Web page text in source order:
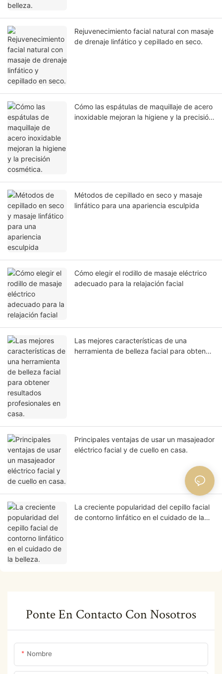
Rejuvenecimiento facial natural con masaje
de drenaje linfático y cepillado en seco.
Cómo las espátulas de maquillaje de acero
inoxidable mejoran la higiene y la precisión
Métodos de cepillado en seco y masaje
linfático para una apariencia esculpida
Cómo elegir el rodillo de masaje eléctrico
adecuado para la relajación facial
Las mejores características de una
herramienta de belleza facial para obtener
Principales ventajas de usar un masajeador
eléctrico facial y de cuello en casa.
La creciente popularidad del cepillo facial
de contorno linfático en el cuidado de la
Ponte En Contacto Con Nosotros
Nombre